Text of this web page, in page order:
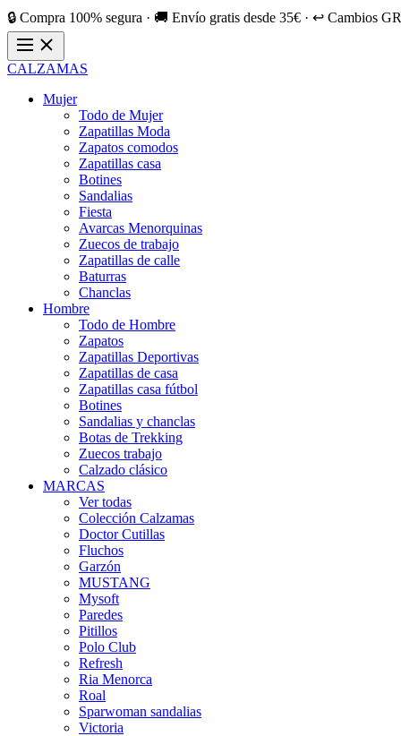
🔒 Compra 100% segura · 🚚 Envío gratis desde 35€ · ↩️ Cambios
CALZAMAS
Mujer
Todo de Mujer
Zapatillas Moda
Zapatos comodos
Zapatillas casa
Botines
Sandalias
Fiesta
Avarcas Menorquinas
Zuecos de trabajo
Zapatillas de calle
Baturras
Chanclas
Hombre
Todo de Hombre
Zapatos
Zapatillas Deportivas
Zapatillas de casa
Zapatillas casa fútbol
Botines
Sandalias y chanclas
Botas de Trekking
Zuecos trabajo
Calzado clásico
MARCAS
Ver todas
Colección Calzamas
Doctor Cutillas
Fluchos
Garzón
MUSTANG
Mysoft
Paredes
Pitillos
Polo Club
Refresh
Ria Menorca
Roal
Sparwoman sandalias
Victoria